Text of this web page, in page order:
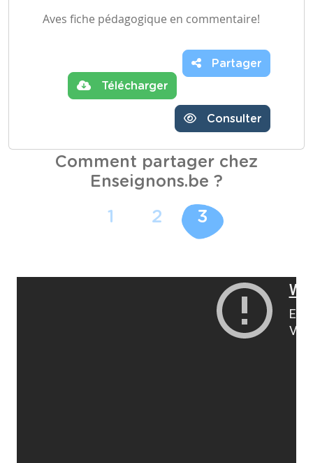
Aves fiche pédagogique en commentaire!
Télécharger
Partager
Consulter
Comment partager chez
Enseignons.be ?
1 2 3